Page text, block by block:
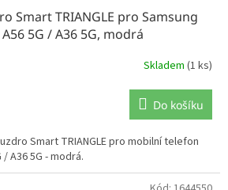
Smart TRIANGLE pro Samsung
5G / A36 5G, modrá
Skladem (1 ks)
Do košíku
Smart TRIANGLE pro mobilní telefon
/ A36 5G - modrá.